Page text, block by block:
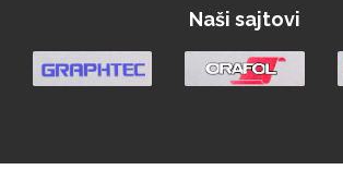
Naši sajtovi